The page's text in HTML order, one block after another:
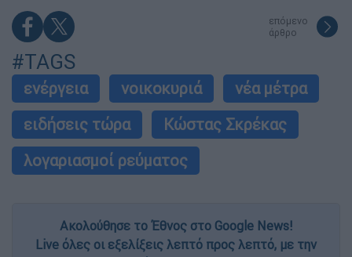
επόμενο
άρθρο
#TAGS
ενέργεια νοικοκυριά
νέα μέτρα
ειδήσεις τώρα
Κώστας Σκρέκας
λογαριασμοί ρεύματος
Ακολούθησε το Έθνος στο Google News!
Live όλες οι εξελίξεις λεπτό προς λεπτό, με την